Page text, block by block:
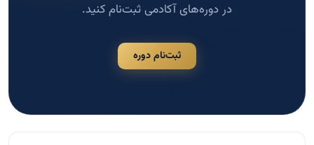
در دوره‌های آکادمی ثبت‌نام کنید.
ثبت‌نام دوره